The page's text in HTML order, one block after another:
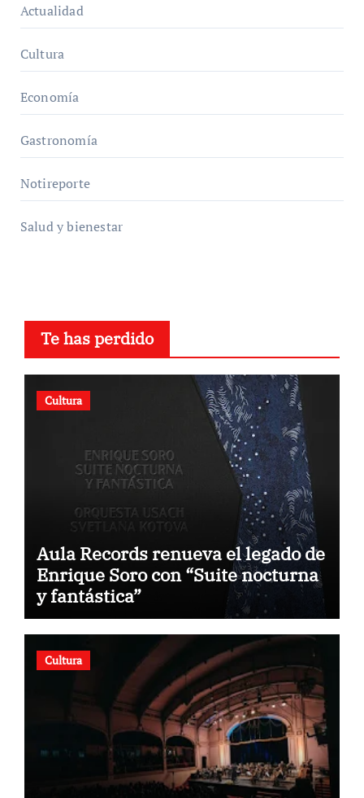
Actualidad
Cultura
Economía
Gastronomía
Notireporte
Salud y bienestar
Te has perdido
Cultura
Aula Records renueva el legado de
Enrique Soro con “Suite nocturna
y fantástica”
Cultura